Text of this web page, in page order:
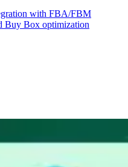
with FBA/FBM
Buy Box optimization